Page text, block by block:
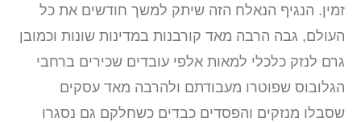
זמין. הנגיף הנאלח הזה שיתק למשך חודשים את כל
העולם, גבה הרבה מאד קורבנות במדינות שונות וכמובן
גרם לנזק כלכלי למאות אלפי עובדים שכירים ברחבי
הגלובוס שפוטרו מעבודתם ולהרבה מאד עסקים
שסבלו מנזקים והפסדים כבדים כשחלקם גם נסגרו